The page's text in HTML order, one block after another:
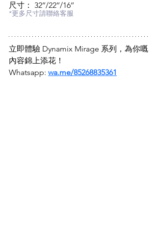
尺寸： 32’’/22’’/16’’
*更多尺寸請聯絡客服
立即體驗 Dynamix Mirage 系列，為你嘅
內容錦上添花！
Whatsapp: wa.me/85268835361